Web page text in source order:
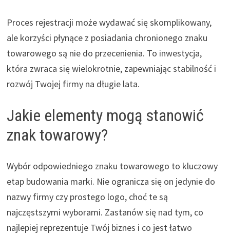
Proces rejestracji może wydawać się skomplikowany,
ale korzyści płynące z posiadania chronionego znaku
towarowego są nie do przecenienia. To inwestycja,
która zwraca się wielokrotnie, zapewniając stabilność i
rozwój Twojej firmy na długie lata.
Jakie elementy mogą stanowić
znak towarowy?
Wybór odpowiedniego znaku towarowego to kluczowy
etap budowania marki. Nie ogranicza się on jedynie do
nazwy firmy czy prostego logo, choć te są
najczęstszymi wyborami. Zastanów się nad tym, co
najlepiej reprezentuje Twój biznes i co jest łatwo